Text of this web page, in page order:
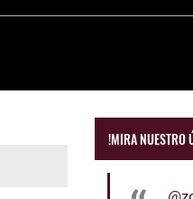
!MIRA NUESTRO